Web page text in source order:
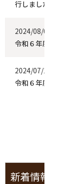
行しました
2024/08/08
令和６年度後期分授
2024/07/12
令和６年度前期・学
新着情報